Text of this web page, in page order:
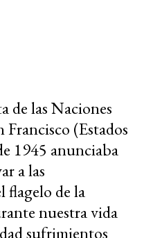
de las Naciones
Francisco (Estados
1945 anunciaba
a las
flagelo de la
nuestra vida
sufrimientos